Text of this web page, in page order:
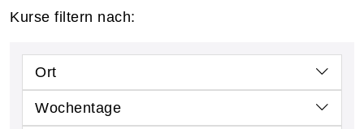
Kurse filtern nach:
Ort
Wochentage